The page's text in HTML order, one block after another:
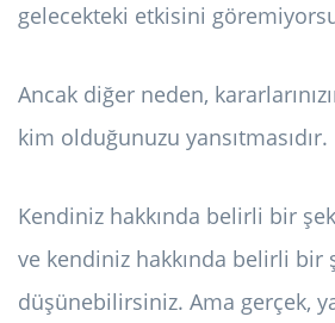
gelecekteki etkisini
Ancak diğer neden,
kim olduğunuzu yansıtmasıdır.
Kendiniz hakkında belirli bir
ve kendiniz hakkında belirli bir
düşünebilirsiniz. Ama gerçek,